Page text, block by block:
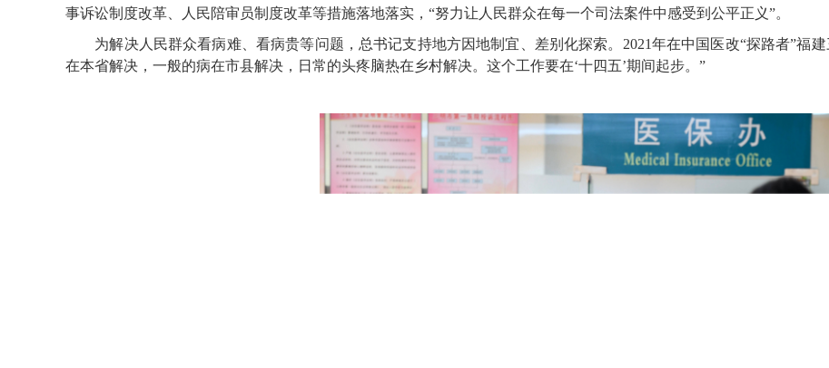
事诉讼制度改革、人民陪审员制度改革等措施落地落实，“努力让人民群众在每一个司法案件中感受到公平正义”。
为解决人民群众看病难、看病贵等问题，总书记支持地方因地制宜、差别化探索。2021年在中国医改“探路者”福
在本省解决，一般的病在市县解决，日常的头疼脑热在乡村解决。这个工作要在‘十四五’期间起步。”